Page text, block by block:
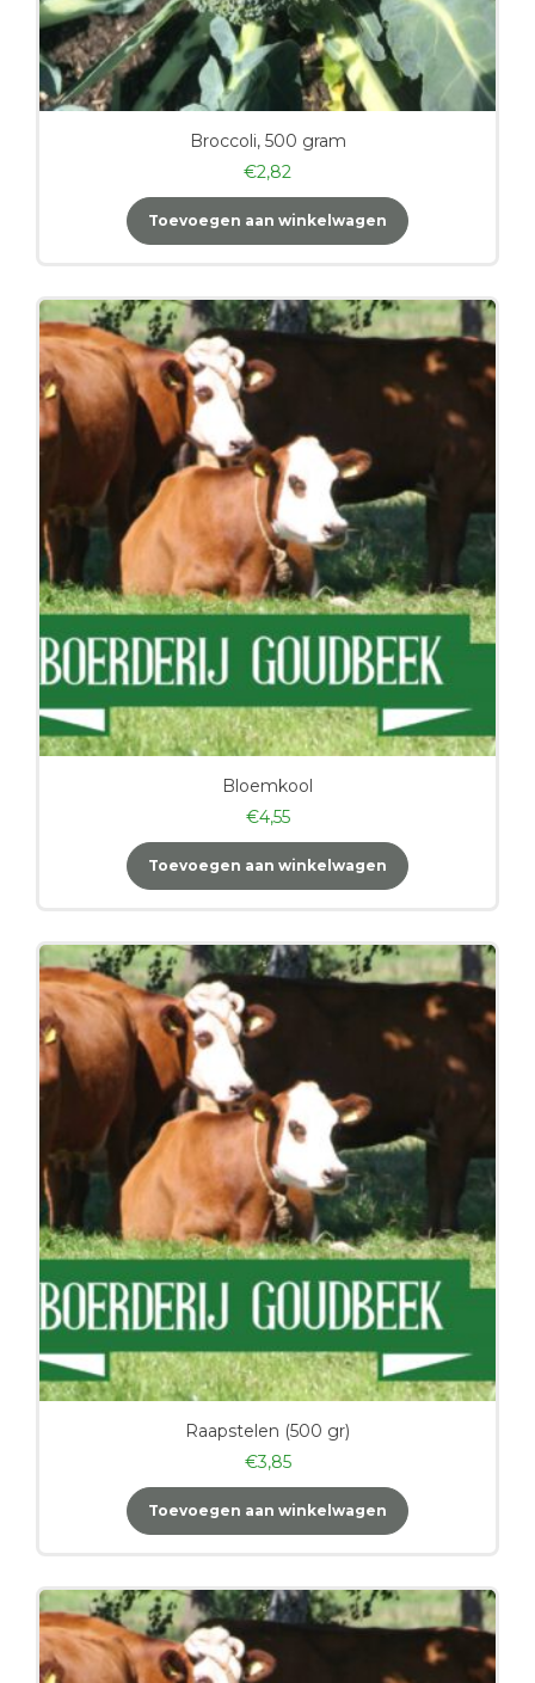
Broccoli, 500 gram
€2,82
Toevoegen aan winkelwagen
Bloemkool
€4,55
Toevoegen aan winkelwagen
Raapstelen (500 gr)
€3,85
Toevoegen aan winkelwagen